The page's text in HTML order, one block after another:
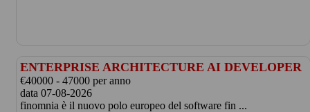
ENTERPRISE ARCHITECTURE AI DEVELOPER
€40000 - 47000 per anno
data 07-08-2026
finomnia è il nuovo polo europeo del software fin ...